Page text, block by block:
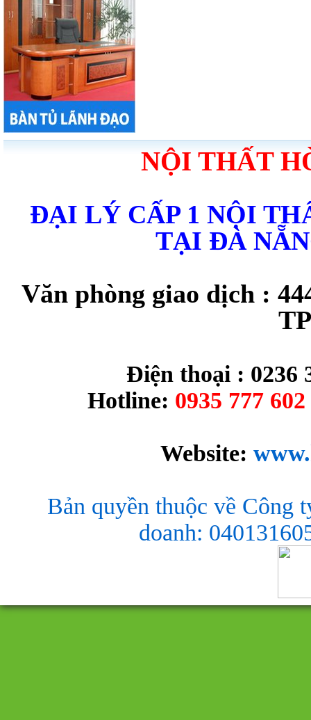
NỘI THẤT
ĐẠI LÝ CẤP 1 NỘI
TẠI ĐÀ
Văn phòng giao dịch :
Điện thoại : 0236
Hotline: 0935 777
Website:
Bản quyền thuộc về Công
doanh: